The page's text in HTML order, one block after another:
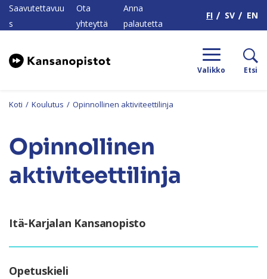
Saavutettavuu
s
Ota
yhteyttä
Anna
palautetta
FI SV EN
Valikko Etsi
Koti / Koulutus / Opinnollinen aktiviteettilinja
Opinnollinen
aktiviteettilinja
Itä-Karjalan Kansanopisto
Opetuskieli